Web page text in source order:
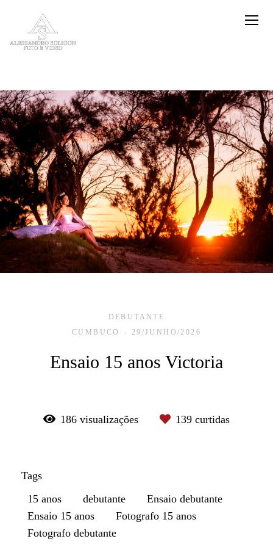
DEBUTANTE
CUMBUCO
29/JUNHO/2026
Ensaio 15 anos Victoria
186 visualizações 139 curtidas
Tags
15 anos
debutante
Ensaio debutante
Ensaio 15 anos
Fotografo 15 anos
Fotografo debutante